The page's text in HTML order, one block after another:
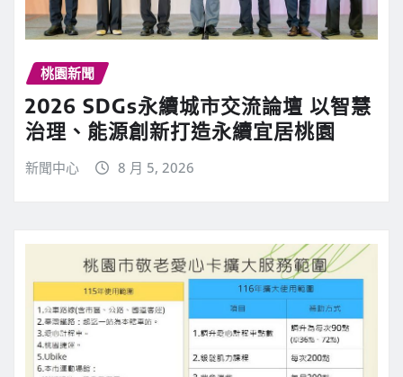
桃園新聞
2026 SDGs永續城市交流論壇 以智慧
治理、能源創新打造永續宜居桃園
新聞中心 8 月 5, 2026